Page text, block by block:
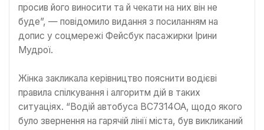
просив його виносити та й чекати на них він не
буде”, — повідомило видання з посиланням на
допис у соцмережі Фейсбук пасажирки Ірини
Мудрої.
Жінка закликала керівництво пояснити водієві
правила спілкування і алгоритм дій в таких
ситуаціях. “Водій автобуса ВС7314ОА, щодо якого
було звернення на гарячій лінії міста, був викликаний